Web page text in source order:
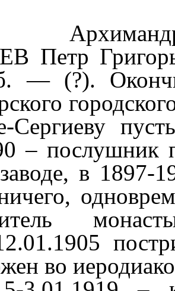
Петр
— (?).
Сергиеву
– послушник
в 1897-
во